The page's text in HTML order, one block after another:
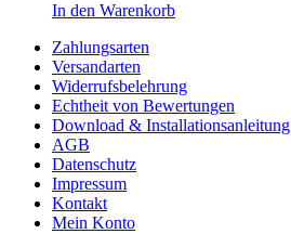
In den Warenkorb
Zahlungsarten
Versandarten
Widerrufsbelehrung
Echtheit von Bewertungen
Download & Installationsanleitung
AGB
Datenschutz
Impressum
Kontakt
Mein Konto